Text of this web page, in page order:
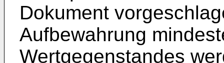
Dokument
Aufbewahrung
Wertgegenstandes